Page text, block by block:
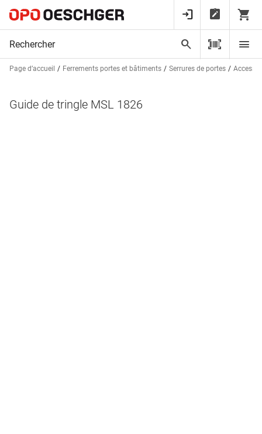
Page d’accueil Ferrements portes et bâtiments Serrures de portes
Guide de tringle MSL 1826